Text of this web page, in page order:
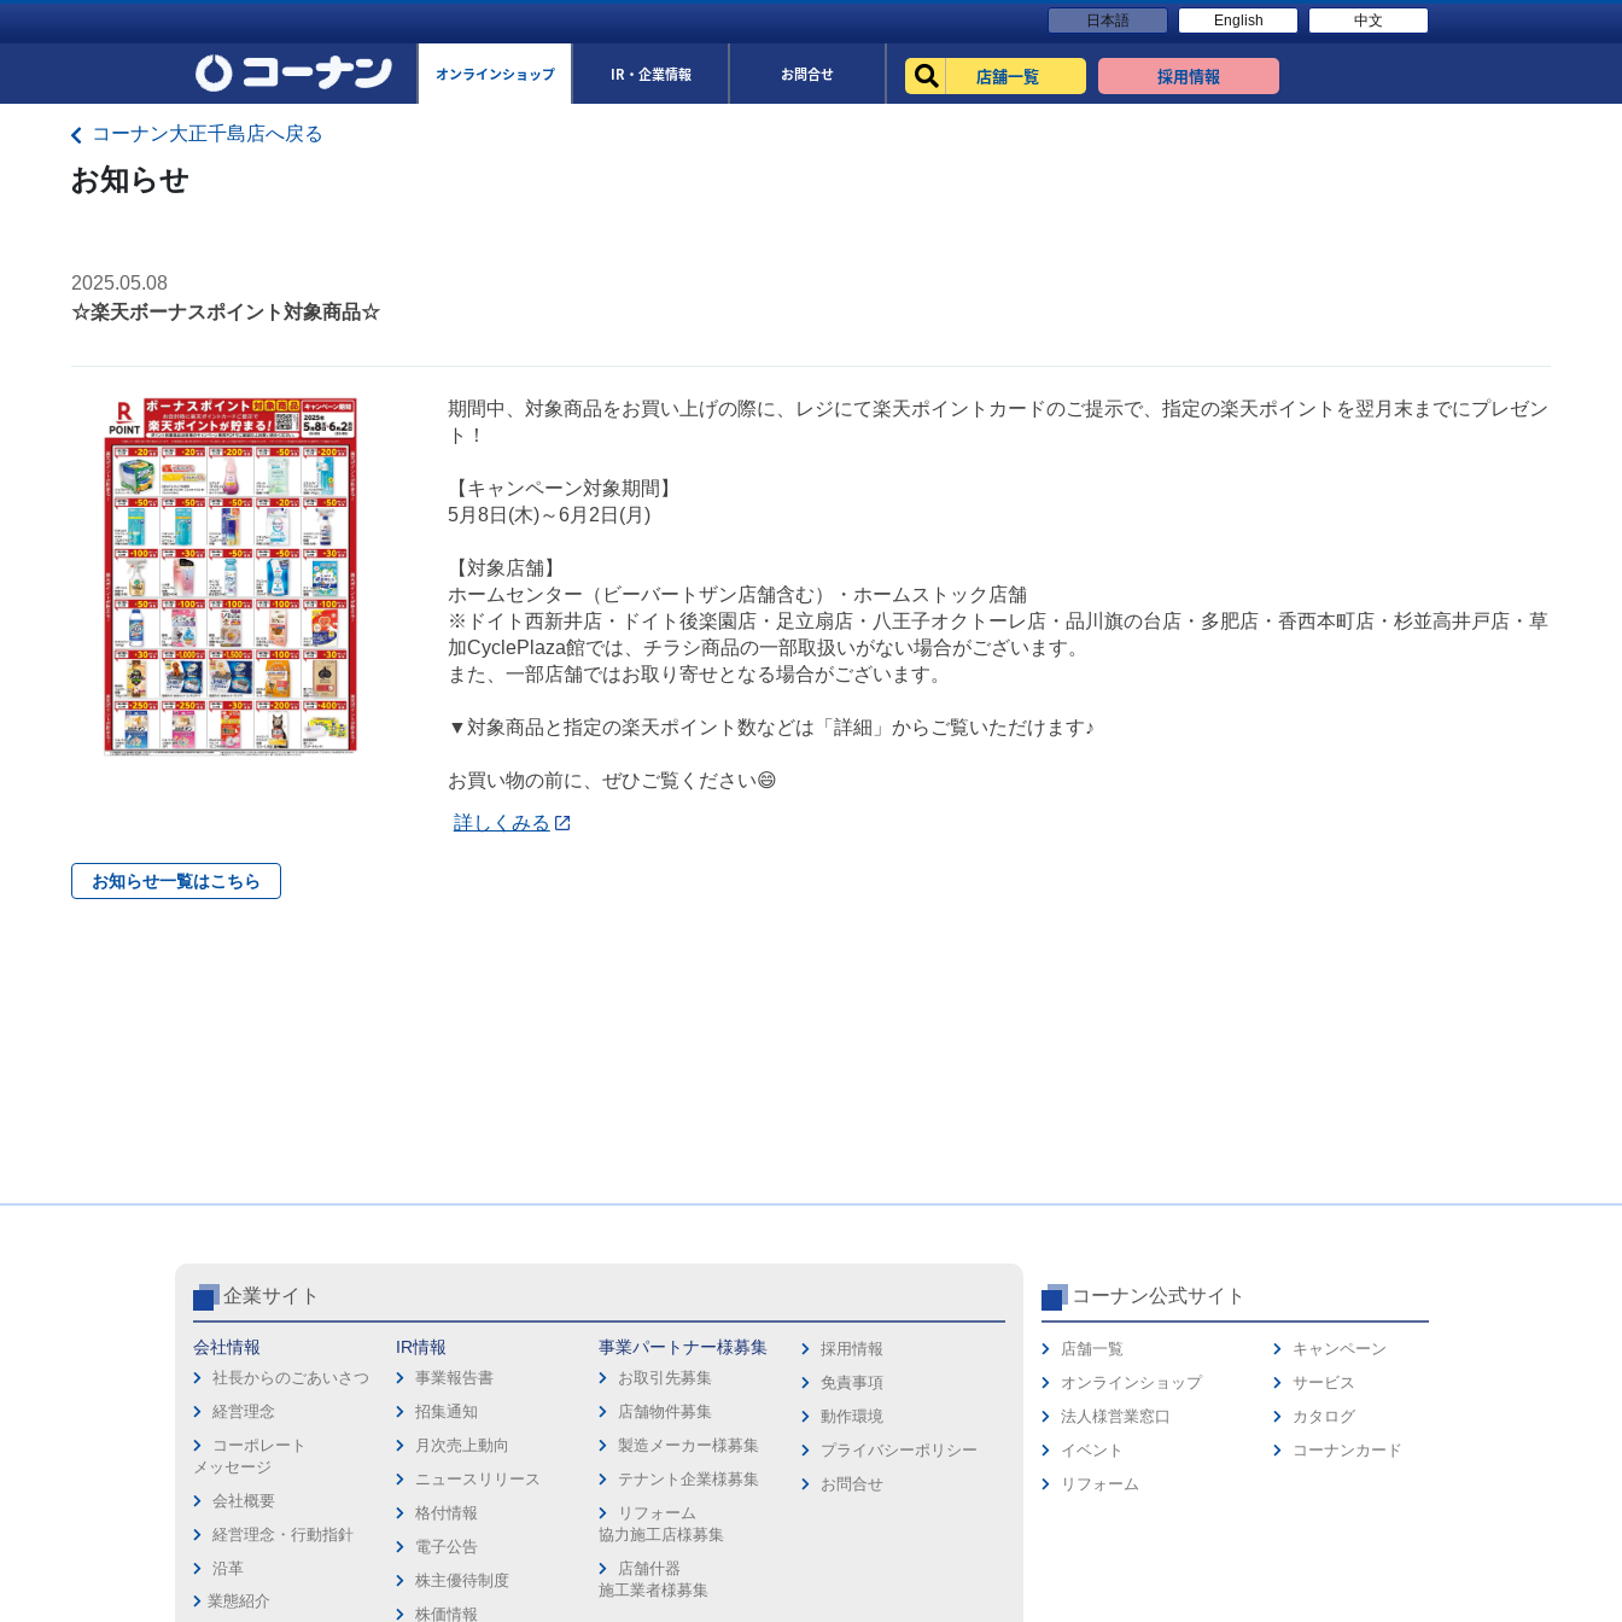
日本語 English 中文
オンラインショップ IR・企業情報 お問合せ 店舗一覧 採用情報
コーナン大正千島店へ戻る
お知らせ
2025.05.08
☆楽天ボーナスポイント対象商品☆
期間中、対象商品をお買い上げの際に、レジにて楽天ポイントカードのご提示で、指定の楽天ポイントを翌月末までにプレゼン
ト！
【キャンペーン対象期間】
5月8日(木)～6月2日(月)
【対象店舗】
ホームセンター（ビーバートザン店舗含む）・ホームストック店舗
※ドイト西新井店・ドイト後楽園店・足立扇店・八王子オクトーレ店・品川旗の台店・多肥店・香西本町店・杉並高井戸店・草
加CyclePlaza館では、チラシ商品の一部取扱いがない場合がございます。
また、一部店舗ではお取り寄せとなる場合がございます。
▼対象商品と指定の楽天ポイント数などは「詳細」からご覧いただけます♪
お買い物の前に、ぜひご覧ください😄
詳しくみる
お知らせ一覧はこちら
企業サイト
会社情報
社長からのごあいさつ
経営理念
コーポレート
メッセージ
会社概要
経営理念・行動指針
沿革
業態紹介
IR情報
事業報告書
招集通知
月次売上動向
ニュースリリース
格付情報
電子公告
株主優待制度
株価情報
事業パートナー様募集
お取引先募集
店舗物件募集
製造メーカー様募集
テナント企業様募集
リフォーム
協力施工店様募集
店舗什器
施工業者様募集
採用情報
免責事項
動作環境
プライバシーポリシー
お問合せ
コーナン公式サイト
店舗一覧
オンラインショップ
法人様営業窓口
イベント
リフォーム
キャンペーン
サービス
カタログ
コーナンカード